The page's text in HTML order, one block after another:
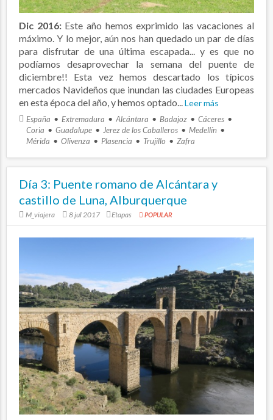
Dic 2016:Este año hemos exprimido las vacaciones al
máximo. Y lo mejor, aún nos han quedado un par de días
para disfrutar de una última escapada... y es que no
podíamos desaprovechar la semana del puente de
diciembre!! Esta vez hemos descartado los típicos
mercados Navideños que inundan las ciudades Europeas
en esta época del año, y hemos optado...Leer más
España Extremadura Alcántara Badajoz
Cáceres
Coria
Guadalupe Jerez de los Caballeros
Medellín
Mérida
Olivenza Plasencia Trujillo Zafra
Día 3: Puente romano de Alcántara y
castillo de Luna, Alburquerque
M_viajera 8 jul 2017 Etapas POPULAR